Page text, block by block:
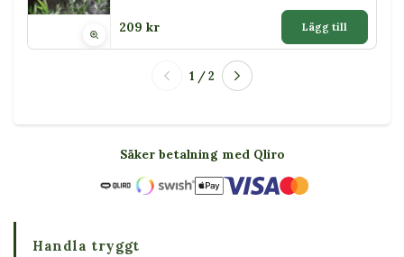
209 kr Lägg till
1 / 2
Säker betalning med Qliro
Handla tryggt